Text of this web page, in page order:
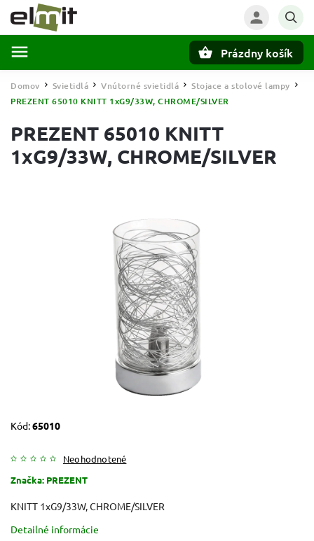
Prázdny košík
Domov / Svietidlá / Vnútorné svietidlá / Stojace a stolové lampy /
PREZENT 65010 KNITT 1xG9/33W, CHROME/SILVER
PREZENT 65010 KNITT
1xG9/33W, CHROME/SILVER
Kód:65010
Neohodnotené
Značka: PREZENT
KNITT 1xG9/33W, CHROME/SILVER
Detailné informácie